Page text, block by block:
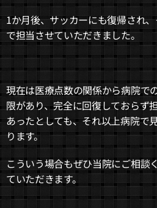
1か月後、サッカーにも復帰され
で担当させていただきました。
現在は医療点数の関係から病院で
限があり、完全に回復しておらず
あったとしても、それ以上病院で
ります。
こういう場合もぜひ当院にご相談
ていただきます。